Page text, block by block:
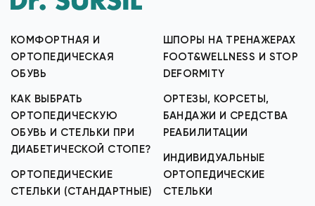
КОМФОРТНАЯ И
ОРТОПЕДИЧЕСКАЯ
ОБУВЬ
КАК ВЫБРАТЬ
ОРТОПЕДИЧЕСКУЮ
ОБУВЬ И СТЕЛЬКИ ПРИ
ДИАБЕТИЧЕСКОЙ СТОПЕ?
ОРТОПЕДИЧЕСКИЕ
СТЕЛЬКИ (СТАНДАРТНЫЕ)
ШПОРЫ НА ТРЕНАЖЕРАХ
FOOT&WELLNESS И STOP
DEFORMITY
ОРТЕЗЫ, КОРСЕТЫ,
БАНДАЖИ И СРЕДСТВА
РЕАБИЛИТАЦИИ
ИНДИВИДУАЛЬНЫЕ
ОРТОПЕДИЧЕСКИЕ
СТЕЛЬКИ